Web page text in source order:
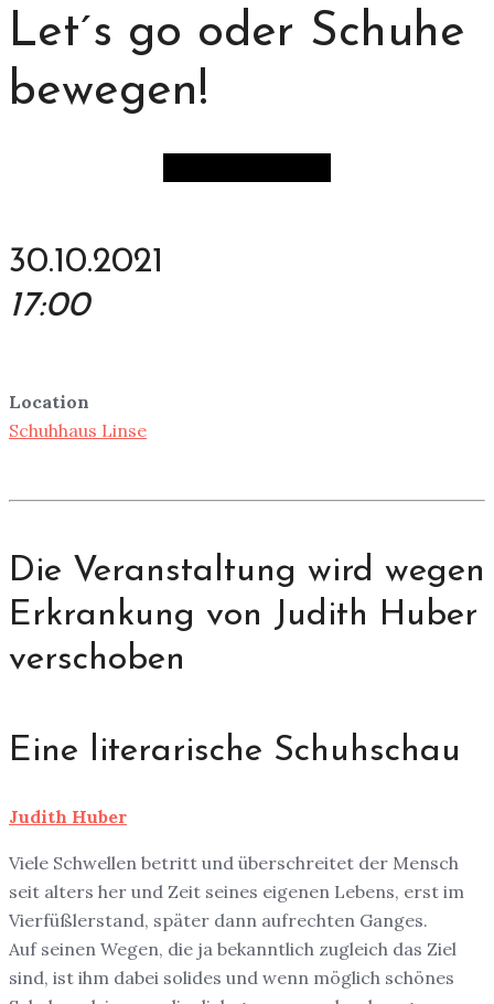
Let´s go oder Schuhe
bewegen!
30.10.2021
17:00
Location
Schuhhaus Linse
Die Veranstaltung wird wegen
Erkrankung von Judith Huber
verschoben
Eine literarische Schuhschau
Judith Huber
Viele Schwellen betritt und überschreitet der Mensch
seit alters her und Zeit seines eigenen Lebens, erst im
Vierfüßlerstand, später dann aufrechten Ganges.
Auf seinen Wegen, die ja bekanntlich zugleich das Ziel
sind, ist ihm dabei solides und wenn möglich schönes